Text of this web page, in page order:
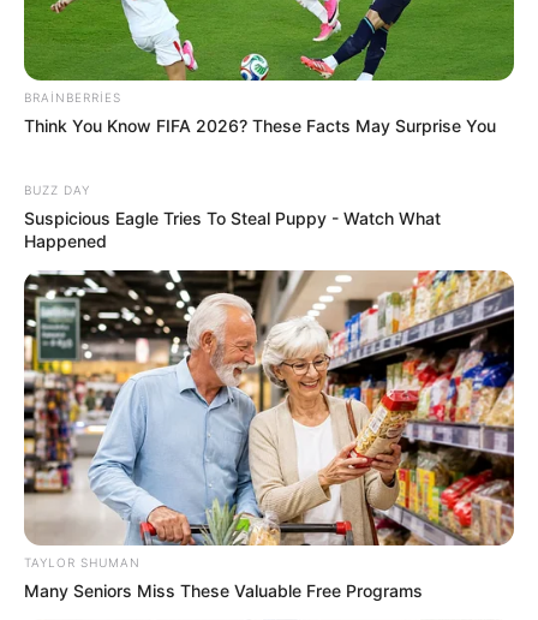
19:59 / 05 Avqust 2026
"Paltarımı nə hədiyyə edirəm, nə də
satıram" — Aygün Kazımova ilə müsahibə
69 0 0
BRAINBERRIES
Think You Know FIFA 2026? These Facts May Surprise You
BUZZ DAY
Suspicious Eagle Tries To Steal Puppy - Watch What
Happened
TAYLOR SHUMAN
Many Seniors Miss These Valuable Free Programs